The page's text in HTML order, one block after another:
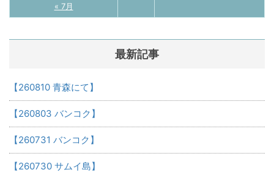
« 7月
最新記事
【260810 青森にて】
【260803 バンコク】
【260731 バンコク】
【260730 サムイ島】